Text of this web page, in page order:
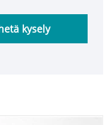
on helppo
Ruukun
kysely